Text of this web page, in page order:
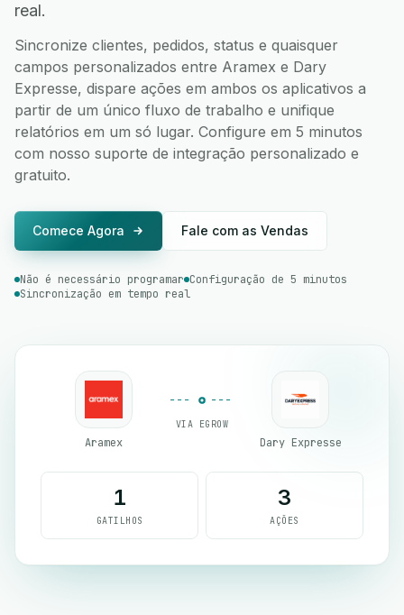
real.
Sincronize clientes, pedidos, status e quaisquer
campos personalizados entre Aramex e Dary
Expresse, dispare ações em ambos os aplicativos a
partir de um único fluxo de trabalho e unifique
relatórios em um só lugar. Configure em 5 minutos
com nosso suporte de integração personalizado e
gratuito.
Comece Agora Fale com as Vendas
Não é necessário programar Configuração de 5 minutos
Sincronização em tempo real
Aramex
VIA EGROW
Dary Expresse
1
GATILHOS
3
AÇÕES